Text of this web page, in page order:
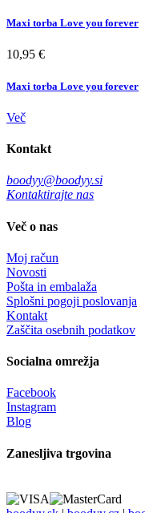
Maxi torba Love you forever
10,95 €
Maxi torba Love you forever
Več
Kontakt
boodyy@boodyy.si
Kontaktirajte nas
Več o nas
Moj račun
Novosti
Pošta in embalaža
Splošni pogoji poslovanja
Kontakt
Zaščita osebnih podatkov
Socialna omrežja
Facebook
Instagram
Blog
Zanesljiva trgovina